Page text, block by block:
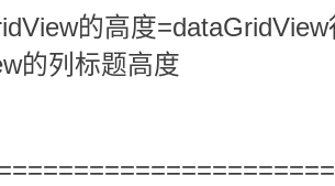
的高度
的列标题高度